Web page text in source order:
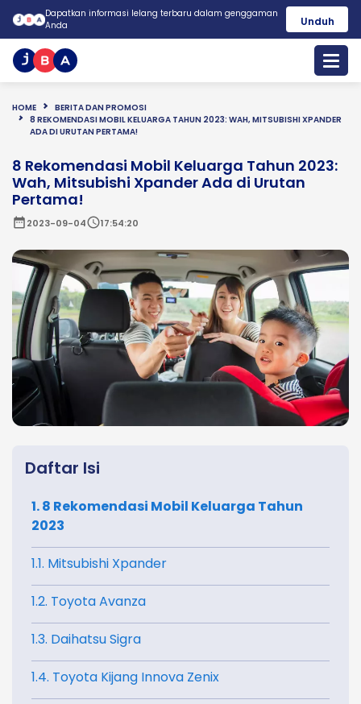
Dapatkan informasi lelang terbaru dalam genggaman
Anda
Unduh
HOME
BERITA DAN PROMOSI
8 REKOMENDASI MOBIL KELUARGA TAHUN 2023: WAH, MITSUBISHI XPANDER
ADA DI URUTAN PERTAMA!
8 Rekomendasi Mobil Keluarga Tahun 2023:
Wah, Mitsubishi Xpander Ada di Urutan
Pertama!
date_range2023-09-04schedule17:54:20
Daftar Isi
1. 8 Rekomendasi Mobil Keluarga Tahun
2023
1.1. Mitsubishi Xpander
1.2. Toyota Avanza
1.3. Daihatsu Sigra
1.4. Toyota Kijang Innova Zenix